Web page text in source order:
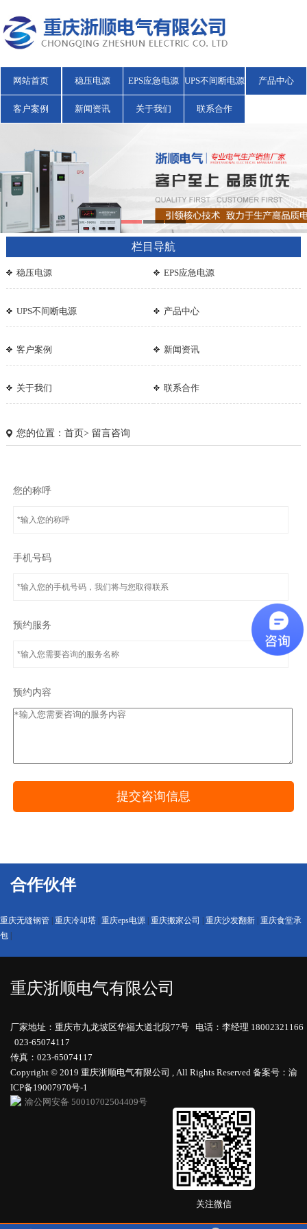
网站首页 稳压电源 EPS应急电源 UPS不间断电源 产品中心
客户案例 新闻资讯 关于我们 联系合作
栏目导航
稳压电源 EPS应急电源
UPS不间断电源 产品中心
客户案例 新闻资讯
关于我们 联系合作
您的位置： 首页> 留言咨询
您的称呼
手机号码
预约服务
预约内容
合作伙伴
重庆无缝钢管 重庆冷却塔 重庆eps电源 重庆搬家公司 重庆沙发翻新 重庆食堂承
包
重庆浙顺电气有限公司
厂家地址：重庆市九龙坡区华福大道北段77号 电话：李经理 18002321166
023-65074117
传真：023-65074117
Copyright © 2019 重庆浙顺电气有限公司 , All Rights Reserved 备案号：渝
ICP备19007970号-1
渝公网安备 50010702504409号
关注微信